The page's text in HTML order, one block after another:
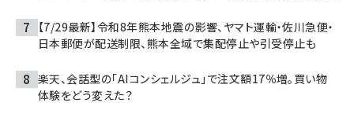
【7/29最新】令和8年熊本地震の影響、ヤマト運輸・佐川急便・
日本郵便が配送制限、熊本全域で集配停止や引受停止も
楽天、会話型の「AIコンシェルジュ」で注文額17％増。買い物
体験をどう変えた？